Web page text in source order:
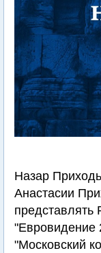
Назар
Анастасии
представлять
"Евровидение
"Московский